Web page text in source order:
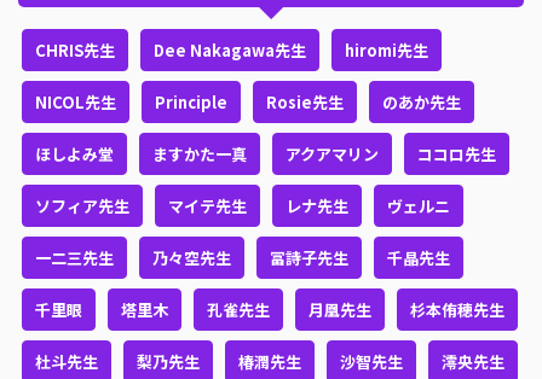
CHRIS先生 Dee Nakagawa先生 hiromi先生
NICOL先生 Principle Rosie先生 のあか先生
ほしよみ堂 ますかた一真 アクアマリン ココロ先生
ソフィア先生 マイテ先生 レナ先生 ヴェルニ
一二三先生 乃々空先生 冨詩子先生 千晶先生
千里眼 塔里木 孔雀先生 月凰先生 杉本侑穂先生
杜斗先生 梨乃先生 椿潤先生 沙智先生 澪央先生